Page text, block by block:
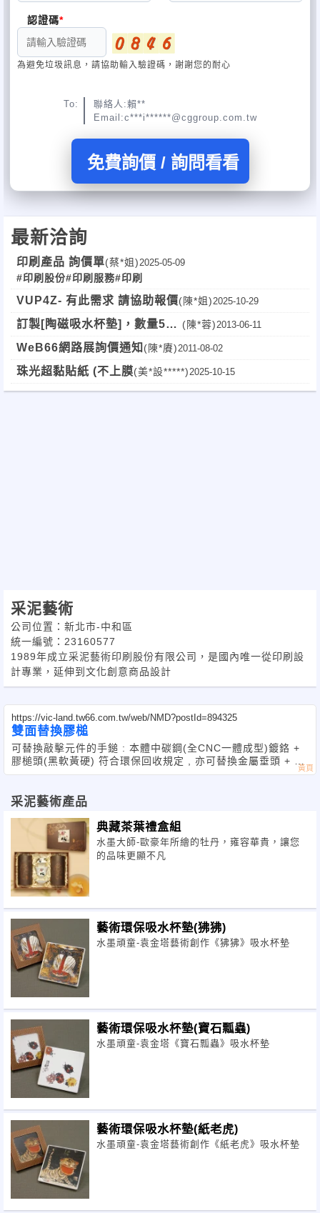
認證碼
為避免垃圾訊息，請協助輸入驗證碼，謝謝您的耐心
To:
聯絡人:賴**
Email:c***i******@cggroup.com.tw
免費詢價 / 詢問看看
最新洽詢
印刷產品 詢價單(蔡*姐) 2025-05-09
#印刷股份#印刷服務#印刷
VUP4Z- 有此需求 請協助報價(陳*姐) 2025-10-29
訂製[陶磁吸水杯墊]，數量50
個
(陳*蓉) 2013-06-11
WeB66網路展詢價通知 (陳*賡) 2011-08-02
珠光超黏貼紙 (不上膜(美*設*****) 2025-10-15
采泥藝術
公司位置：新北市-中和區
統一編號：23160577
1989年成立采泥藝術印刷股份有限公司，是國內唯一從印刷設
計專業，延伸到文化創意商品設計
https://vic-land.tw66.com.tw/web/NMD?postId=894325
雙面替換膠槌
可替換敲擊元件的手鎚 : 本體中碳鋼(全CNC一體成型)鍍鉻 +
膠槌頭(黑軟黃硬) 符合環保回收規定 , 亦可替換金屬垂頭 + 鍍
鉻鐵管柄+合成橡膠套柄
采泥藝術產品
典藏茶葉禮盒組
水墨大師-歐豪年所繪的牡丹，雍容華貴，讓您
的品味更顯不凡
藝術環保吸水杯墊(狒狒)
水墨頑童-袁金塔藝術創作《狒狒》吸水杯墊
藝術環保吸水杯墊(寶石瓢蟲)
水墨頑童-袁金塔《寶石瓢蟲》吸水杯墊
藝術環保吸水杯墊(紙老虎)
水墨頑童-袁金塔藝術創作《紙老虎》吸水杯墊